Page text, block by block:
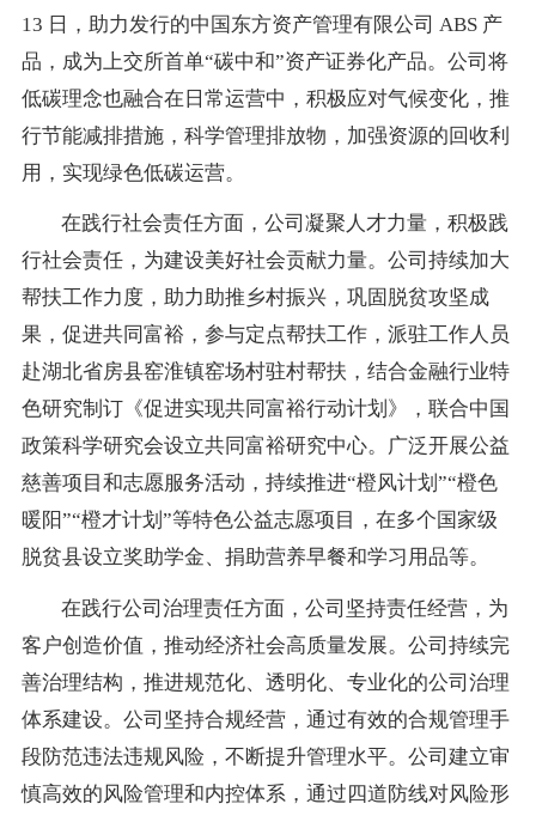
13 日，助力发行的中国东方资产管理有限公司 ABS 产
品，成为上交所首单“碳中和”资产证券化产品。公司将
低碳理念也融合在日常运营中，积极应对气候变化，推
行节能减排措施，科学管理排放物，加强资源的回收利
用，实现绿色低碳运营。
在践行社会责任方面，公司凝聚人才力量，积极践
行社会责任，为建设美好社会贡献力量。公司持续加大
帮扶工作力度，助力助推乡村振兴，巩固脱贫攻坚成
果，促进共同富裕，参与定点帮扶工作，派驻工作人员
赴湖北省房县窑淮镇窑场村驻村帮扶，结合金融行业特
色研究制订《促进实现共同富裕行动计划》，联合中国
政策科学研究会设立共同富裕研究中心。广泛开展公益
慈善项目和志愿服务活动，持续推进“橙风计划”“橙色
暖阳”“橙才计划”等特色公益志愿项目，在多个国家级
脱贫县设立奖助学金、捐助营养早餐和学习用品等。
在践行公司治理责任方面，公司坚持责任经营，为
客户创造价值，推动经济社会高质量发展。公司持续完
善治理结构，推进规范化、透明化、专业化的公司治理
体系建设。公司坚持合规经营，通过有效的合规管理手
段防范违法违规风险，不断提升管理水平。公司建立审
慎高效的风险管理和内控体系，通过四道防线对风险形